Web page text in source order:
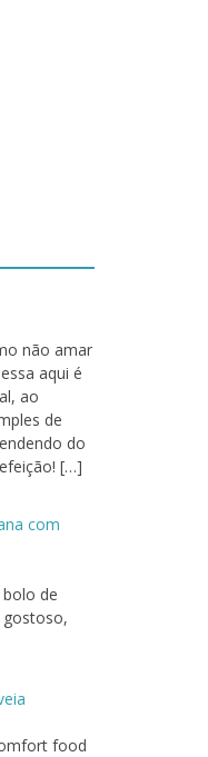
não amar
aqui é
ao
de
do
[…]
com
de
gostoso,
food